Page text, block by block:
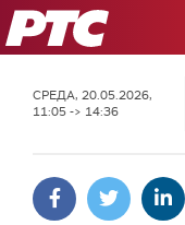
РТС
СРЕДА, 20.05.2026,
11:05 -> 14:36